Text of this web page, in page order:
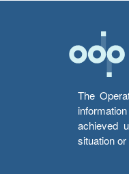
The
achieved
situation